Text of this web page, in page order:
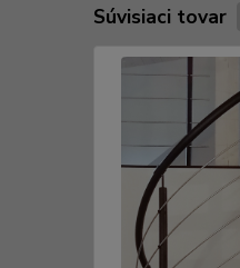
Súvisiaci tovar